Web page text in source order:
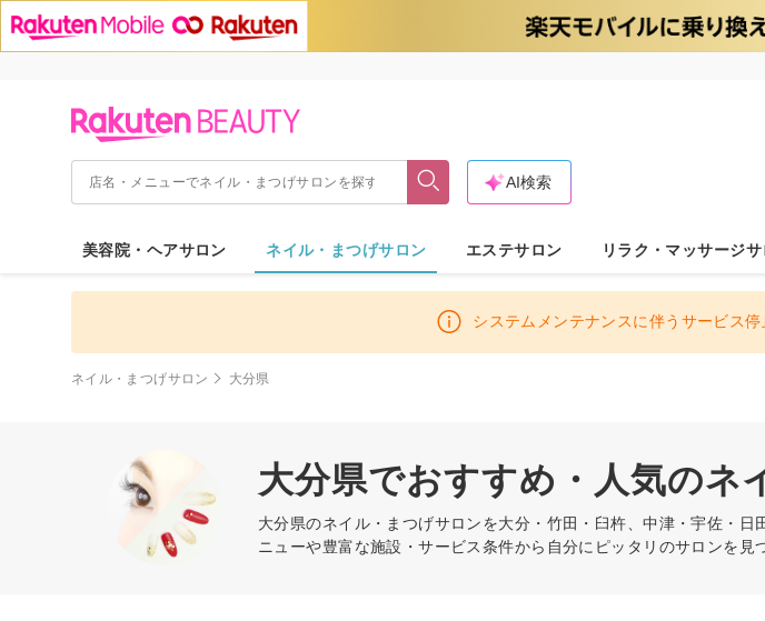
AI検索
美容院・ヘアサロン ネイル・まつげサロン エステサロン リラク・マッサージサ
システムメンテナンスに伴うサービス
ネイル・まつげサロン 大分県
大分県でおすすめ・人気のネ
大分県のネイル・まつげサロンを大分・竹田・臼杵、中津・宇佐・
ニューや豊富な施設・サービス条件から自分にピッタリのサロンを見